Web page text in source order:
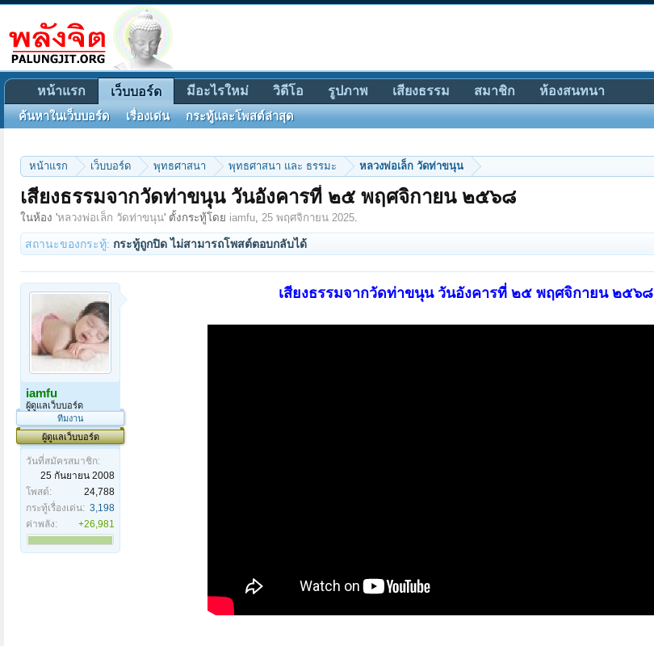
หน้าแรก เว็บบอร์ด พุทธศาสนา พุทธศาสนา และ ธรรมะ หลวงพ่อเล็ก วัดท่าขนุน
เสียงธรรมจากวัดท่าขนุน วันอังคารที่ ๒๕ พฤศจิกายน ๒๕๖๘
ในห้อง 'หลวงพ่อเล็ก วัดท่าขนุน' ตั้งกระทู้โดย iamfu, 25 พฤศจิกายน 2025.
สถานะของกระทู้: กระทู้ถูกปิด ไม่สามารถโพสต์ตอบกลับได้
iamfu
ผู้ดูแลเว็บบอร์ด
ทีมงาน
ผู้ดูแลเว็บบอร์ด
วันที่สมัครสมาชิก:
25 กันยายน 2008
โพสต์:
24,788
กระทู้เรื่องเด่น: 3,198
ค่าพลัง:
+26,981
เสียงธรรมจากวัดท่าขนุน วันอังคารที่ ๒๕ พฤศจิกายน ๒๕๖๘
หน้าแรก เว็บบอร์ด
ค้นหาในเว็บบอร์ด เรื่องเด่น กระทู้และโพสต์ล่าสุด
มีอะไรใหม่ วิดีโอ รูปภาพ เสียงธรรม สมาชิก ห้องสนทนา